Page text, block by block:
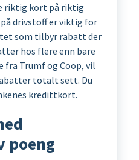
riktig kort på riktig
drivstoff er viktig for
som tilbyr rabatt der
hos flere enn bare
fra Trumf og Coop, vil
totalt sett. Du
kredittkort.
poeng